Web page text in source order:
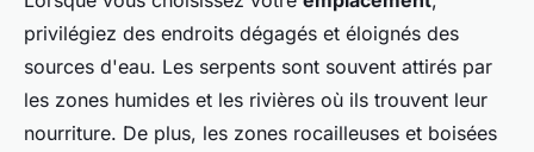
privilégiez des endroits dégagés et éloignés des
sources d'eau. Les serpents sont souvent attirés par
les zones humides et les rivières où ils trouvent leur
nourriture. De plus, les zones rocailleuses et boisées